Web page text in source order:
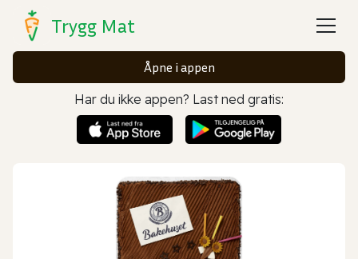
Trygg Mat
Åpne i appen
Har du ikke appen? Last ned gratis: